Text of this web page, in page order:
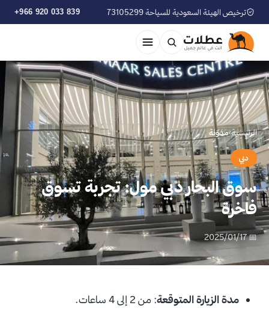
ترخيص الهيئة السعودية للسياحة 73105299 +966 920 033 839
الرئيسية›مدوّنة
دبي
سوق البحار دبي مول: تجربة تسوق
فاخرة
📅 2025/01/17
مدة الزيارة المتوقعة: من 2 إلى 4 ساعات.